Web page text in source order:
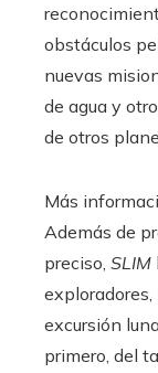
obstáculos
nuevas
de agua y
de otros
Más
Además de
preciso, SLIM
excursión
primero, del